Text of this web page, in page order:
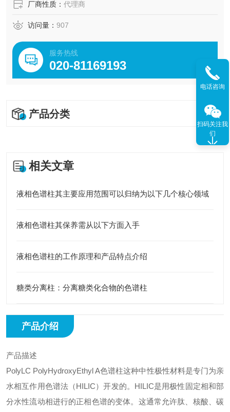
厂商性质： 代理商
访问量： 907
服务热线
020-81169193
产品分类
相关文章
液相色谱柱其主要应用范围可以归纳为以下几个核心领域
液相色谱柱其保养需从以下方面入手
液相色谱柱的工作原理和产品特点介绍
糖类分离柱：分离糖类化合物的色谱柱
产品介绍
产品描述
PolyLC PolyHydroxyEthylA色谱柱这种中性极性材料是专门为亲
水相互作用色谱法（HILIC）开发的。HILIC是用极性固定相和部
分水性流动相进行的正相色谱的变体。这通常允许肽、核酸、碳
电话咨询
扫码关注我
们